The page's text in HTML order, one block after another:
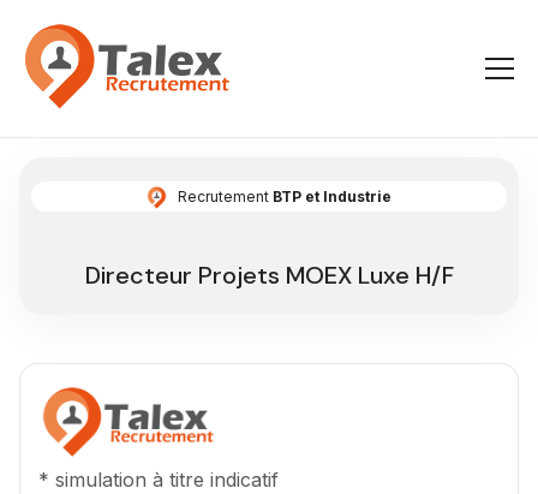
Recrutement BTP et Industrie
Directeur Projets MOEX Luxe H/F
* simulation à titre indicatif